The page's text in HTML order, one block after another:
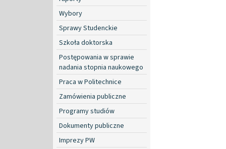
Wybory
Sprawy Studenckie
Szkoła doktorska
Postępowania w sprawie
nadania stopnia naukowego
Praca w Politechnice
Zamówienia publiczne
Programy studiów
Dokumenty publiczne
Imprezy PW